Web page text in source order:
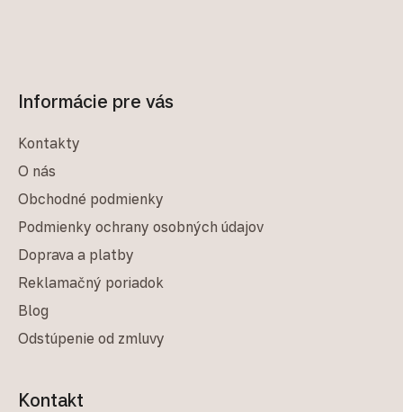
Informácie pre vás
Kontakty
O nás
Obchodné podmienky
Podmienky ochrany osobných údajov
Doprava a platby
Reklamačný poriadok
Blog
Odstúpenie od zmluvy
Kontakt